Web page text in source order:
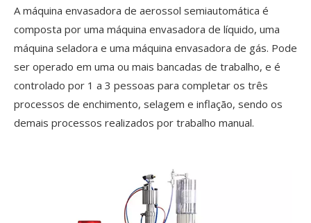
A máquina envasadora de aerossol semiautomática é
composta por uma máquina envasadora de líquido, uma
máquina seladora e uma máquina envasadora de gás. Pode
ser operado em uma ou mais bancadas de trabalho, e é
controlado por 1 a 3 pessoas para completar os três
processos de enchimento, selagem e inflação, sendo os
demais processos realizados por trabalho manual.